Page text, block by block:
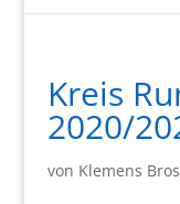
Kreis
2020/
von Klemens